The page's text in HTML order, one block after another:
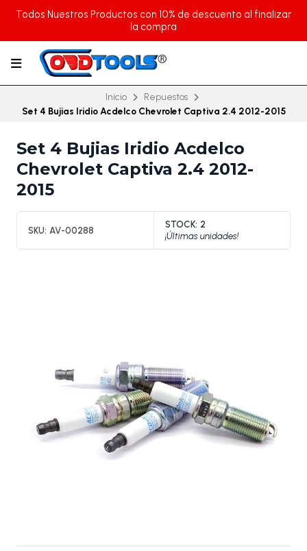
Todos Nuestros Productos con 10% de descuento al finalizar
la compra
Inicio
Repuestos
Set 4 Bujias Iridio Acdelco Chevrolet Captiva 2.4 2012-2015
Set 4 Bujias Iridio Acdelco
Chevrolet Captiva 2.4 2012-
2015
SKU: AV-00288
STOCK: 2
¡Últimas unidades!